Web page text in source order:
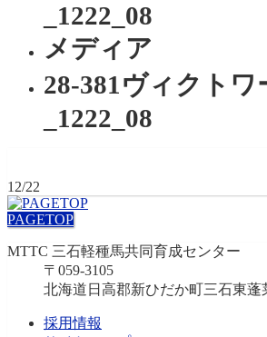
_1222_08
メディア
28-381ヴィクトワ
_1222_08
12/22
PAGETOP
MTTC 三石軽種馬共同育成センター
〒059-3105
北海道日高郡新ひだか町三石東蓬
採用情報